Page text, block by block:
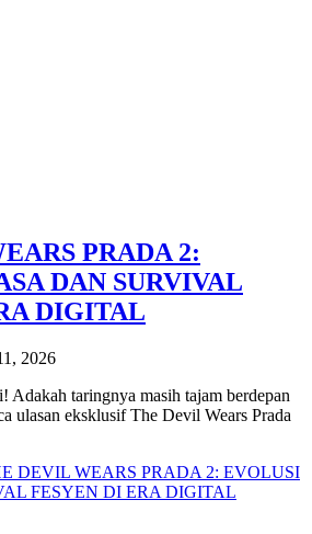
PRADA 2:
DAN SURVIVAL
DIGITAL
2026
Adakah taringnya masih tajam berdepan
ulasan eksklusif The Devil Wears Prada
DEVIL WEARS PRADA 2: EVOLUSI
FESYEN DI ERA DIGITAL